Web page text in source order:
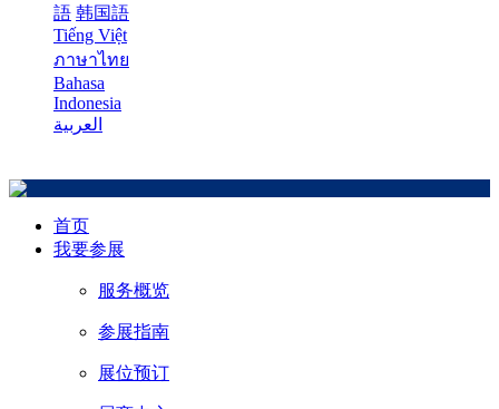
語 韩国語
Tiếng Việt
ภาษาไทย
Bahasa
Indonesia
العربية
首页
我要参展
服务概览
参展指南
展位预订